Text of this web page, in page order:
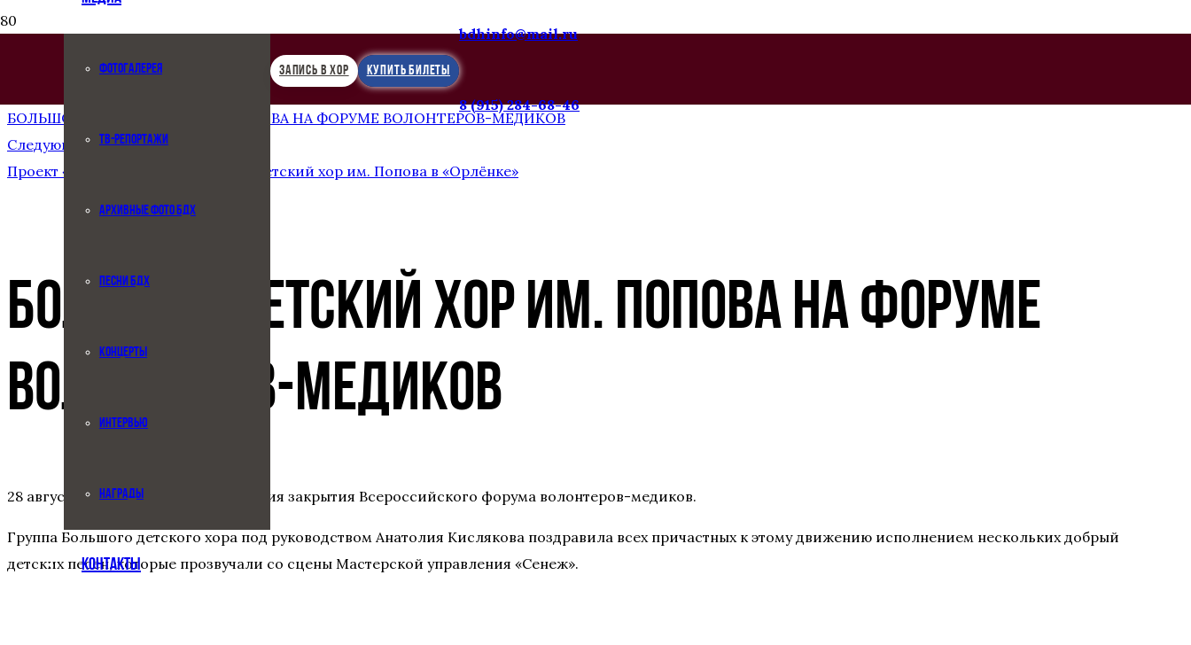
ФОТОГАЛЕРЕЯ
ТВ-РЕПОРТАЖИ
АРХИВНЫЕ ФОТО БДХ
ПЕСНИ БДХ
КОНЦЕРТЫ
ИНТЕРВЬЮ
НАГРАДЫ
КОНТАКТЫ
ЗАПИСЬ В ХОР КУПИТЬ БИЛЕТЫ
bdhinfo@mail.ru
8 (915) 284-68-46
БОЛЬШОЙ ДЕТСКИЙ ХОР ИМ. ПОПОВА НА ФОРУМЕ ВОЛОНТЕРОВ-МЕДИКОВ
Следующая запись
Проект «Россия. Дети» и Большой детский хор им. Попова в «Орлёнке»
БОЛЬШОЙ ДЕТСКИЙ ХОР ИМ. ПОПОВА НА ФОРУМЕ
ВОЛОНТЕРОВ-МЕДИКОВ
28 августа 2025 состоялась церемония закрытия Всероссийского форума волонтеров-медиков.
Группа Большого детского хора под руководством Анатолия Кислякова поздравила всех причастных к этому движению исполнением нескольких добрый
детских песен, которые прозвучали со сцены Мастерской управления «Сенеж».